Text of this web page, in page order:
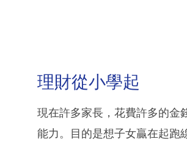
理財從小學起
現在許多家長，花費許多的金
能力。目的是想子女贏在起跑